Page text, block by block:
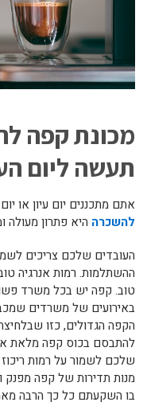
מכונת קפה
תעשה ליום
אתם מתכננים יום עיון או
להשכרה היא פתרון
העובדים שלכם צריכים
ההשתלמות. רמות אנרגיה
טוב. קפה יש בכל משרד
באירועים של משרדים
הקפה הגדולים, כזו
להתבסם בכוס קפה מלאת
שלכם לשמור על רמות ריכוז
מנות תדירות של קפה מפנק
בו השקעתם כל כך הרבה